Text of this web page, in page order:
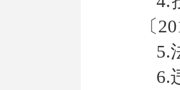
〔
5.
6.